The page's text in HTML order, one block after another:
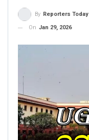
By Reporters
On Jan 29, 2026